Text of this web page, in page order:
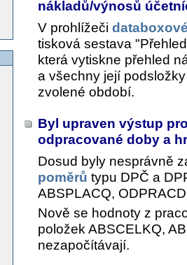
nákladů/výnosů
V prohlížeči
tisková sestava
která vytiskne přehled
a všechny její
zvolené období.
Byl upraven výstup
odpracované doby a
Dosud byly nesprávně
poměrů typu DPČ a
ABSPLACQ,
Nově se hodnoty z
položek ABSCELKQ,
nezapočítávají.